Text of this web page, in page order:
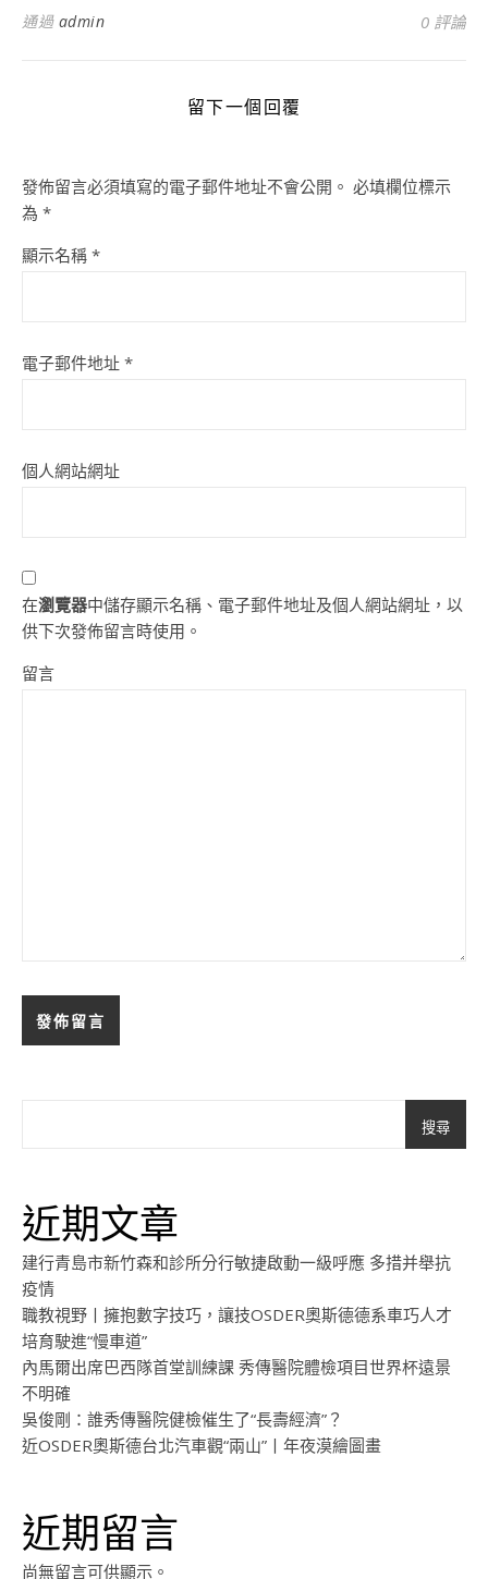
通過 admin 0 評論
留下一個回覆
發佈留言必須填寫的電子郵件地址不會公開。 必填欄位標示
為 *
顯示名稱 *
電子郵件地址 *
個人網站網址
在瀏覽器中儲存顯示名稱、電子郵件地址及個人網站網址，以
供下次發佈留言時使用。
留言
搜尋
近期文章
建行青島市新竹森和診所分行敏捷啟動一級呼應 多措并舉抗
疫情
職教視野丨擁抱數字技巧，讓技OSDER奧斯德德系車巧人才
培育駛進“慢車道”
內馬爾出席巴西隊首堂訓練課 秀傳醫院體檢項目世界杯遠景
不明確
吳俊剛：誰秀傳醫院健檢催生了“長壽經濟”？
近OSDER奧斯德台北汽車觀“兩山”丨年夜漠繪圖畫
近期留言
尚無留言可供顯示。